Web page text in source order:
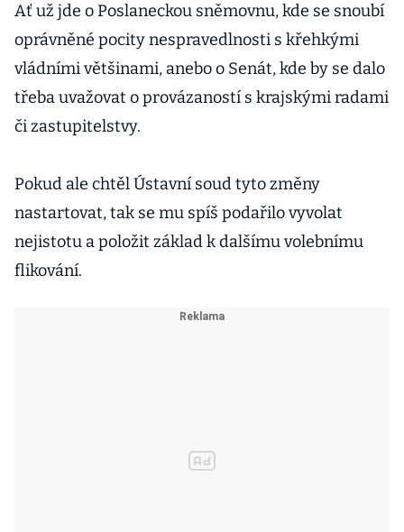
Ať už jde o Poslaneckou sněmovnu, kde se snoubí
oprávněné pocity nespravedlnosti s křehkými
vládními většinami, anebo o Senát, kde by se dalo
třeba uvažovat o provázaností s krajskými radami
či zastupitelstvy.
Pokud ale chtěl Ústavní soud tyto změny
nastartovat, tak se mu spíš podařilo vyvolat
nejistotu a položit základ k dalšímu volebnímu
flikování.